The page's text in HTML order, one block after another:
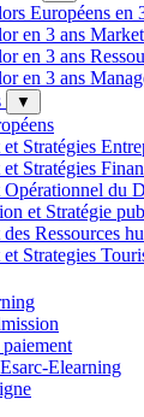
Européens en
en 3 ans
en 3 ans
en 3 ans
▼
Stratégies
Stratégies
Opérationnel du
et Stratégie
Ressources
Strategies
Elearning